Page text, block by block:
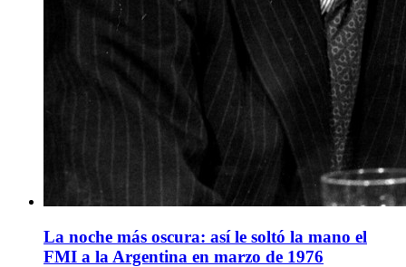
La noche más oscura: así le soltó la mano el
FMI a la Argentina en marzo de 1976